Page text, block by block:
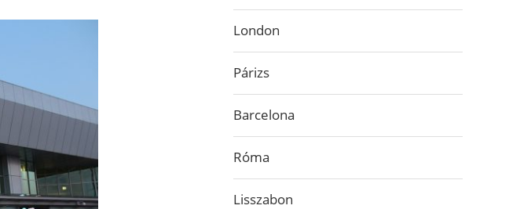
London
Párizs
Barcelona
Róma
Lisszabon